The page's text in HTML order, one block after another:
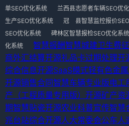
单SEO优化系统
兰西县志愿者车辆SEO优
生产SEO优化系统
冠 县智慧监控报价
SEO优化系统
碑林区智慧报检SEO优化系统
化系统
智慧报酬智慧城建卫生费
商外汇结算开源礼品卡过期处理开
综合信息开源SaaS模式轻有色金
开源销售合同智慧车辆专业版电工
产（工程质量专用版） 开源矿产资
期智慧贴瓷开源农业科普宣传智慧
兆台站综合开源人大常委会公车人